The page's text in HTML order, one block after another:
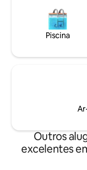
Piscina
Outros
excelentes